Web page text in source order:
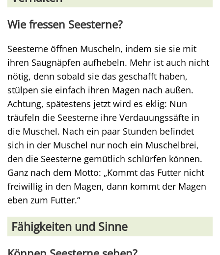
Wie fressen Seesterne?
Seesterne öffnen Muscheln, indem sie sie mit
ihren Saugnäpfen aufhebeln. Mehr ist auch nicht
nötig, denn sobald sie das geschafft haben,
stülpen sie einfach ihren Magen nach außen.
Achtung, spätestens jetzt wird es eklig: Nun
träufeln die Seesterne ihre Verdauungssäfte in
die Muschel. Nach ein paar Stunden befindet
sich in der Muschel nur noch ein Muschelbrei,
den die Seesterne gemütlich schlürfen können.
Ganz nach dem Motto: „Kommt das Futter nicht
freiwillig in den Magen, dann kommt der Magen
eben zum Futter.“
Fähigkeiten und Sinne